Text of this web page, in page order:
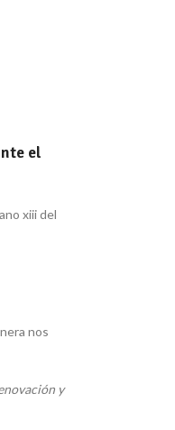
el
xiii del
nos
y